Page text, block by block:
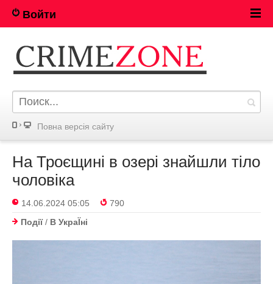
Войти
Повна версія сайту
На Троєщині в озері знайшли тіло
чоловіка
14.06.2024 05:05
790
Події/ В УкраЇнi